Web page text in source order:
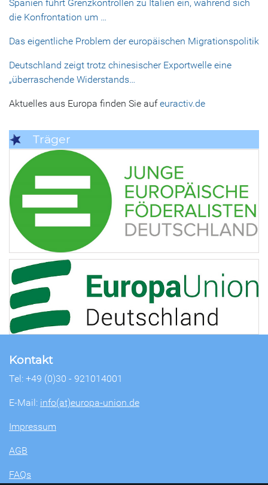
Spanien führt Grenzkontrollen zu Italien ein, während sich
die Konfrontation um …
Das eigentliche Problem der europäischen Migrationspolitik
Deutschland zeigt trotz chinesischer Exportwelle eine
„überraschende Widerstands…
Aktuelles aus Europa finden Sie aufeuractiv.de
Träger
Kontakt
Tel: +49 (0)30 - 921014001
E-Mail: info(at)europa-union.de
Impressum
AGB
FAQs